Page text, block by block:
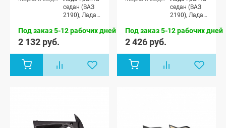
седан (ВАЗ
2190), Лада
Спорт седан
лифтбек
(ВАЗ 2191)
Под заказ 5-12 рабочих дней
2 132 руб.
седан (ВАЗ
2190), Лада
Спорт седан
лифтбек
(ВАЗ 2191)
Под заказ 5-12 рабочих дней
2 426 руб.